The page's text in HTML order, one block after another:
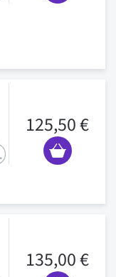
125,50 €
135,00 €